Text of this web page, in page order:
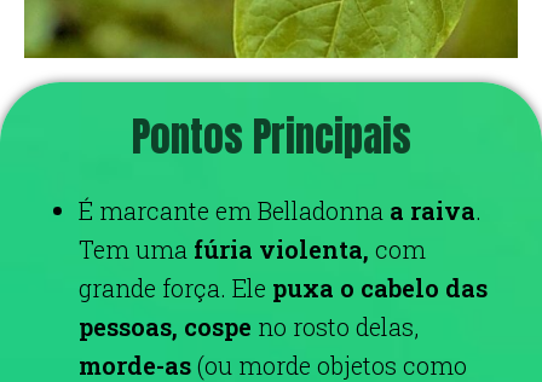
Pontos Principais
É marcante em Belladonna a raiva.
Tem uma fúria violenta, com
grande força. Ele puxa o cabelo das
pessoas, cospe no rosto delas,
morde-as(ou morde objetos como